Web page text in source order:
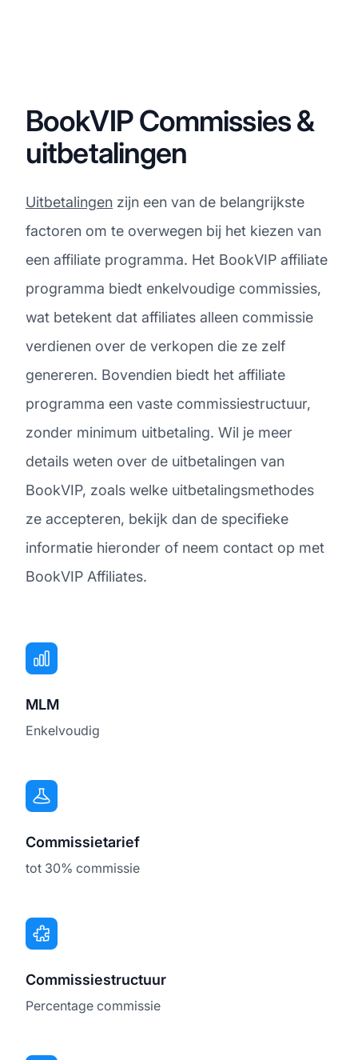
BookVIP Commissies &
uitbetalingen
Uitbetalingen zijn een van de belangrijkste
factoren om te overwegen bij het kiezen van
een affiliate programma. Het BookVIP affiliate
programma biedt enkelvoudige commissies,
wat betekent dat affiliates alleen commissie
verdienen over de verkopen die ze zelf
genereren. Bovendien biedt het affiliate
programma een vaste commissiestructuur,
zonder minimum uitbetaling. Wil je meer
details weten over de uitbetalingen van
BookVIP, zoals welke uitbetalingsmethodes
ze accepteren, bekijk dan de specifieke
informatie hieronder of neem contact op met
BookVIP Affiliates.
MLM
Enkelvoudig
Commissietarief
tot 30% commissie
Commissiestructuur
Percentage commissie